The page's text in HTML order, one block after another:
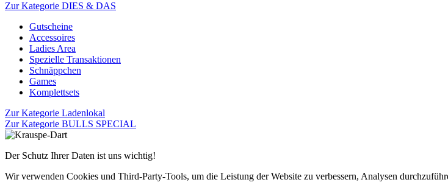
Zur Kategorie DIES & DAS
Gutscheine
Accessoires
Ladies Area
Spezielle Transaktionen
Schnäppchen
Games
Komplettsets
Zur Kategorie Ladenlokal
Zur Kategorie BULLS SPECIAL
Der Schutz Ihrer Daten ist uns wichtig!
Wir verwenden Cookies und Third-Party-Tools, um die Leistung der Website zu verbessern, Analysen